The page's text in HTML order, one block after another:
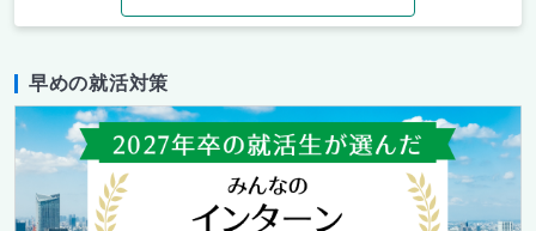
早めの就活対策